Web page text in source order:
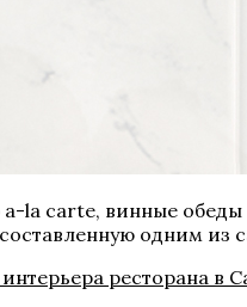
la carte, винные обеды
одним из